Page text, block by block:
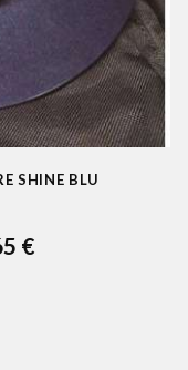
SHINE BLU
€